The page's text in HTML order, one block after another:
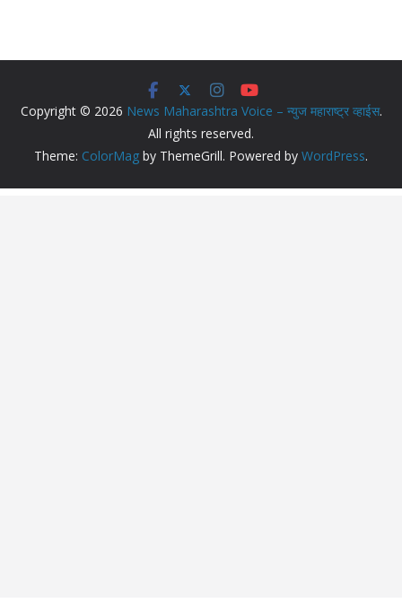
Copyright © 2026 News Maharashtra Voice – न्युज महाराष्ट्र व्हाईस.
All rights reserved.
Theme: ColorMag by ThemeGrill. Powered by WordPress.